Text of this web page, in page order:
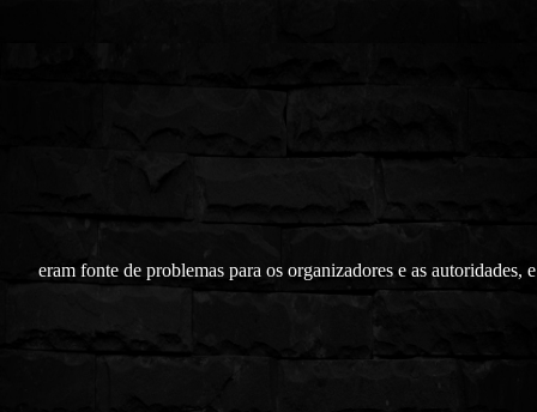
eram fonte de problemas para os organizadores e as autoridades,